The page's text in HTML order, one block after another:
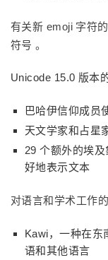
有关新 emoji 字符
符号 。
Unicode 15.0 版本
巴哈伊信仰成员
天文学家和占星
29 个额外的埃
好地表示文本
对语言和学术工作
Kawi，一种在东
语和其他语言